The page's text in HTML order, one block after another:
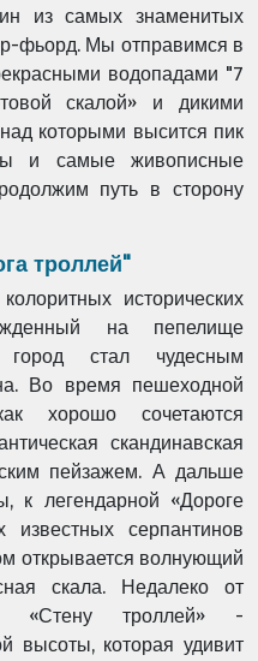
из самых знаменитых
фьорд. Мы отправимся в
водопадами "7
скалой» и дикими
которыми высится пик
и самые живописные
путь в сторону
троллей"
исторических
на пепелище
город стал чудесным
Во время пешеходной
хорошо сочетаются
скандинавская
пейзажем. А дальше
к легендарной «Дороге
серпантинов
открывается волнующий
скала. Недалеко от
«Стену троллей» -
высоты, которая удивит